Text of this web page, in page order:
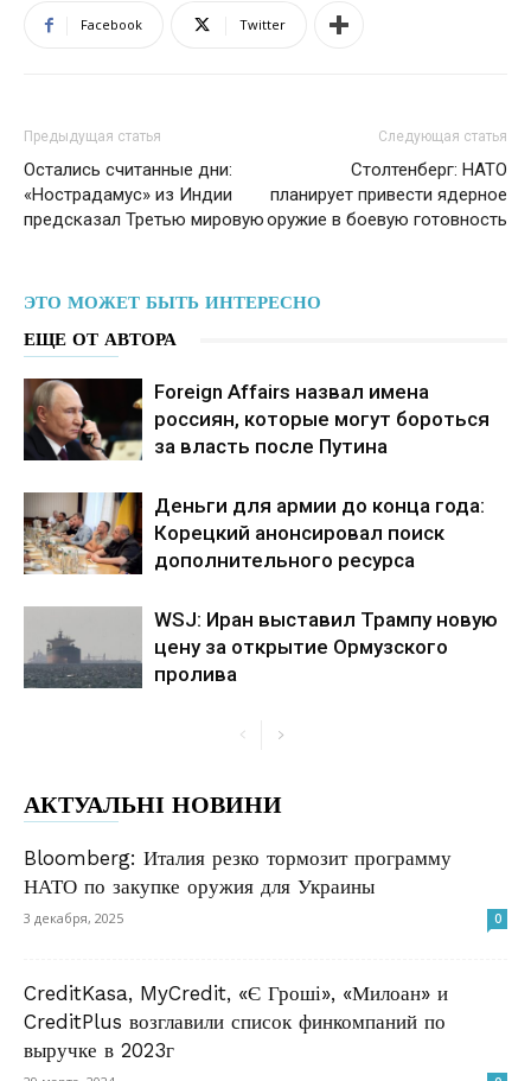
Facebook Twitter
Предыдущая статья
Остались считанные дни:
«Нострадамус» из Индии
предсказал Третью мировую
Следующая статья
Столтенберг: НАТО
планирует привести ядерное
оружие в боевую готовность
ЭТО МОЖЕТ БЫТЬ ИНТЕРЕСНО
ЕЩЕ ОТ АВТОРА
Foreign Affairs назвал имена
россиян, которые могут бороться
за власть после Путина
Деньги для армии до конца года:
Корецкий анонсировал поиск
дополнительного ресурса
WSJ: Иран выставил Трампу новую
цену за открытие Ормузского
пролива
АКТУАЛЬНІ НОВИНИ
Bloomberg: Италия резко тормозит программу
НАТО по закупке оружия для Украины
3 декабря, 2025 0
CreditKasa, MyCredit, «Є Гроші», «Милоан» и
CreditPlus возглавили список финкомпаний по
выручке в 2023г